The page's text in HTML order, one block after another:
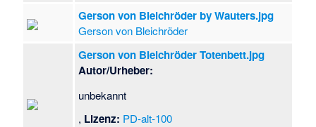
Gerson von Bleichröder by Wauters.jpg
Gerson von Bleichröder
Gerson von Bleichröder Totenbett.jpg
Autor/Urheber:
unbekannt
, Lizenz: PD-alt-100